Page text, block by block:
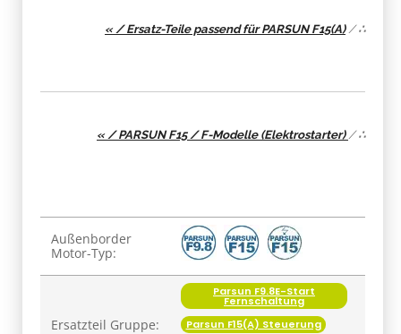
« / Ersatz-Teile passend für PARSUN F15(A)/∴
« / PARSUN F15 / F-Modelle (Elektrostarter) /∴
Produkteigenschaft
Wert
Außenborder
Motor-Typ:
Ersatzteil Gruppe:
Parsun F9.8E-Start
Fernschaltung
Parsun F15(A) Steuerung